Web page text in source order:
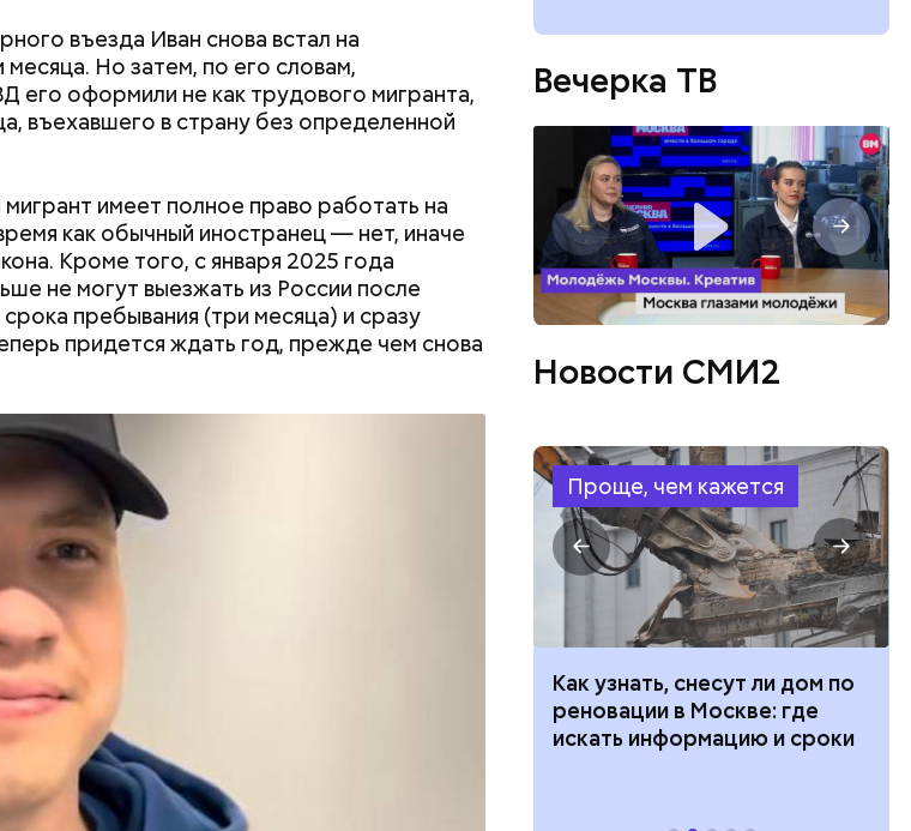
въезда Иван снова встал на
Но затем, по его словам,
его оформили не как трудового мигранта,
въехавшего в страну без определенной
имеет полное право работать на
как обычный иностранец — нет, иначе
Кроме того, с января 2025 года
не могут выезжать из России после
пребывания (три месяца) и сразу
придется ждать год, прежде чем снова
расследования находился в ОАЭ.
блогер заявил, что ни в чем не виновен и
налоговой на еще большую сумму — 320
полмиллиарда: что известно
о звездном психологе
Тлиашиновой
за что блогершу Лусик
Карапетян экстрадировали
из ОАЭ
Вечерка ТВ
Новости СМИ2
Проще, чем кажется
дома и
документы
Как узнать, снесут ли дом по
реновации в Москве: где
искать информацию и сроки